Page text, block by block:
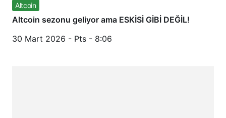
Altcoin
Altcoin sezonu geliyor ama ESKİSİ GİBİ DEĞİL!
30 Mart 2026 - Pts - 8:06